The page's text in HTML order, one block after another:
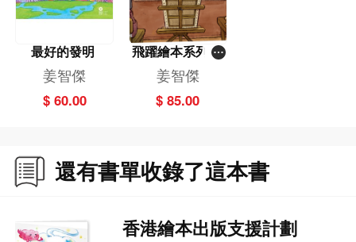
最好的發明
姜智傑
$ 60.00
飛躍繪本系列：
畫的一生
姜智傑
$ 85.00
還有書單收錄了這本書
香港繪本出版支援計劃